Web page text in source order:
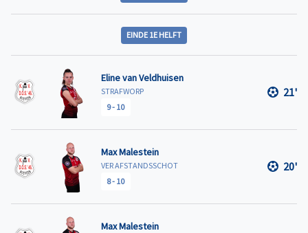
EINDE 1E HELFT
Eline van Veldhuisen
STRAFWORP
9- 10
21'
Max Malestein
VER AFSTANDSSCHOT
8- 10
20'
Max Malestein